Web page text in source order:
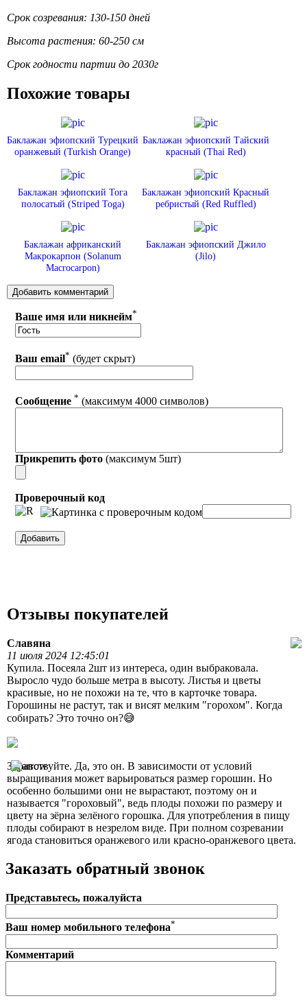
Срок созревания: 130-150 дней
Высота растения: 60-250 см
Срок годности партии до 2030г
Похожие товары
Баклажан эфиопский Турецкий
оранжевый (Turkish Orange)
Баклажан эфиопский Тайский
красный (Thai Red)
Баклажан эфиопский Тога
полосатый (Striped Toga)
Баклажан эфиопский Красный
ребристый (Red Ruffled)
Баклажан африканский
Макрокарпон (Solanum
Macrocarpon)
Баклажан эфиопский Джило
(Jilo)
Ваше имя или никнейм*
Ваш email* (будет скрыт)
Сообщение * (максимум 4000 символов)
Прикрепить фото (максимум 5шт)
Проверочный код
Отзывы покупателей
Славяна
11 июля 2024 12:45:01
Купила. Посеяла 2шт из интереса, один выбраковала.
Выросло чудо больше метра в высоту. Листья и цветы
красивые, но не похожи на те, что в карточке товара.
Горошины не растут, так и висят мелким "горохом". Когда
собирать? Это точно он?😅
Здравствуйте. Да, это он. В зависимости от условий
выращивания может варьироваться размер горошин. Но
особенно большими они не вырастают, поэтому он и
называется "гороховый", ведь плоды похожи по размеру и
цвету на зёрна зелёного горошка. Для употребления в пищу
плоды собирают в незрелом виде. При полном созревании
ягода становиться оранжевого или красно-оранжевого цвета.
Заказать обратный звонок
Представьтесь, пожалуйста
Ваш номер мобильного телефона*
Комментарий